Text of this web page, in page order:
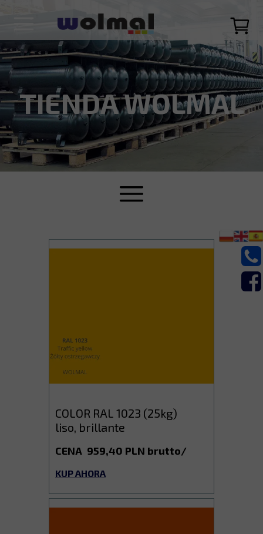
TIENDA WOLMAL
COLOR RAL 1023 (25kg)
liso, brillante
CENA 959,40 PLN brutto/
KUP AHORA